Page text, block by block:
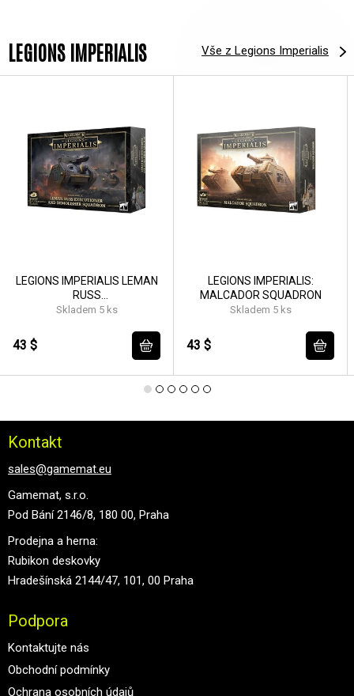
LEGIONS IMPERIALIS Vše z Legions Imperialis
LEGIONS IMPERIALIS LEMAN
RUSS
EXECUTIONER/DEMOLISHR
Skladem 5 ks
43 $
LEGIONS IMPERIALIS:
MALCADOR SQUADRON
Skladem 5 ks
43 $
Kontakt
sales@gamemat.eu
Gamemat, s.r.o.
Pod Bání 2146/8, 180 00, Praha
Prodejna a herna:
Rubikon deskovky
Hradešínská 2144/47, 101, 00 Praha
Podpora
Kontaktujte nás
Obchodní podmínky
Ochrana osobních údajů